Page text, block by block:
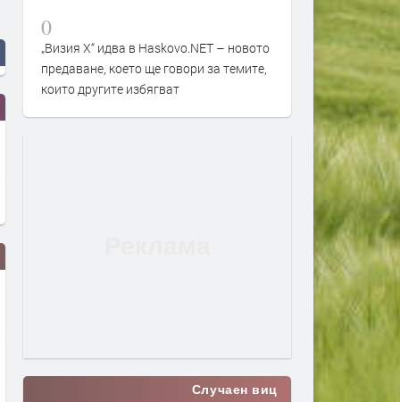
0
„Визия Х“ идва в Haskovo.NET – новото
предаване, което ще говори за темите,
които другите избягват
Случаен виц